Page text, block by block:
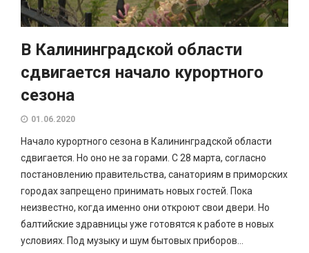
В Калининградской области
сдвигается начало курортного
сезона
01.06.2020
Начало курортного сезона в Калининградской области
сдвигается. Но оно не за горами. С 28 марта, согласно
постановлению правительства, санаториям в приморских
городах запрещено принимать новых гостей. Пока
неизвестно, когда именно они откроют свои двери. Но
балтийские здравницы уже готовятся к работе в новых
условиях. Под музыку и шум бытовых приборов...